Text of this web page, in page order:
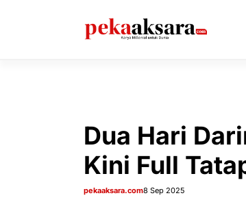
Dua Hari
Kini Full
pekaaksara.com8 Sep 2025